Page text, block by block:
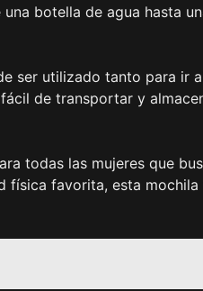
botella de agua hasta
ser utilizado tanto para ir
de transportar y
todas las mujeres que
física favorita, esta mochila